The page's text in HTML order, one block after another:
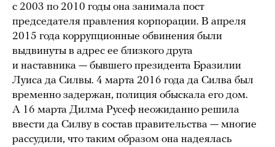
с 2003 по 2010 годы она занимала пост
председателя правления корпорации. В апреля
2015 года коррупционные обвинения были
выдвинуты в адрес ее близкого друга
и наставника — бывшего президента Бразилии
Луиса да Силвы. 4 марта 2016 года да Силва был
временно задержан, полиция обыскала его дом.
А 16 марта Дилма Русеф неожиданно решила
ввести да Силву в состав правительства — многие
рассудили, что таким образом она надеялась